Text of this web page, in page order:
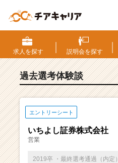
S・
選
考
験
ベ
チ
求人を探す 説明会を探す
過去選考体験談
エントリーシート
いちよし証券株式会社
営業
2019卒 ・最終選考通過（内定）